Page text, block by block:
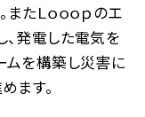
たＬｏｏｏｐのエ
発電した電気を
ムを構築し災害に
ます。